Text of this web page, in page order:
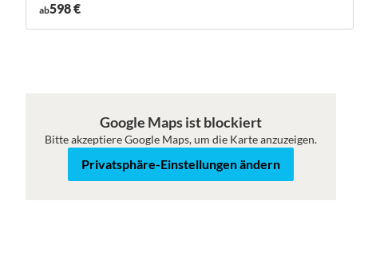
ab598 €
Karte Satellit
Google Maps ist blockiert
Bitte akzeptiere Google Maps, um die Karte anzuzeigen.
Privatsphäre-Einstellungen ändern